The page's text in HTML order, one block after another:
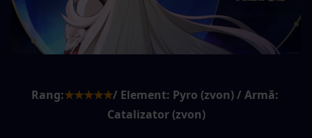
Rang:★★★★★/ Element: Pyro (zvon) / Armă:
Catalizator (zvon)